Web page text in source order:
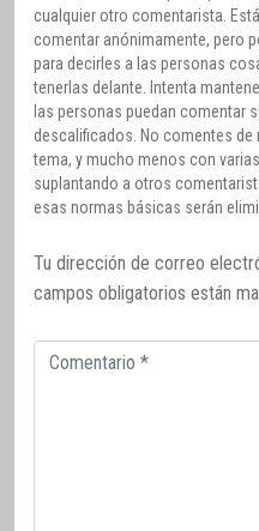
cualquier otro comentarista.
comentar anónimamente, pero
para decirles a las personas
tenerlas delante. Intenta
las personas puedan comentar
descalificados. No comentes
tema, y mucho menos con
suplantando a otros
esas normas básicas serán
Tu dirección de correo
campos obligatorios están
Comentario